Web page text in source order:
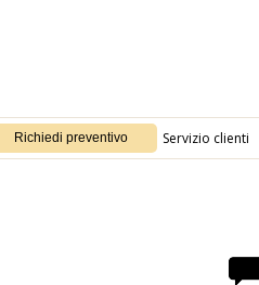
Servizio clienti